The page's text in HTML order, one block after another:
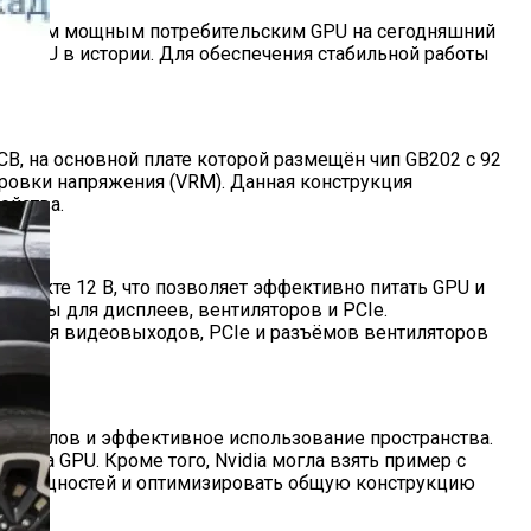
самым мощным потребительским GPU на сегодняшний
в истории. Для обеспечения стабильной работы
на основной плате которой размещён чип GB202 с 92
напряжения (VRM). Данная конструкция
12 В, что позволяет эффективно питать GPU и
для дисплеев, вентиляторов и PCIe.
видеовыходов, PCIe и разъёмов вентиляторов
и эффективное использование пространства.
на GPU. Кроме того, Nvidia могла взять пример с
мощностей и оптимизировать общую конструкцию